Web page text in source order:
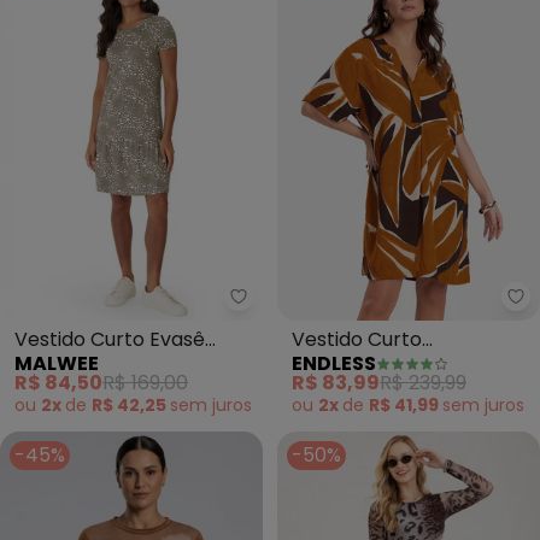
Malwee - Vestido Curto Evasê
Vestido Curto Evasê
Geométrica (Marrom)
MALWEE
R$ 84,50R$ 169,00
ou 2x de R$ 42,25 sem juros
Vestido Curto
Estampado (Marrom)
ENDLESS
R$ 83,99R$ 239,99
ou 2x de R$ 41,99 sem juros
-45% -50%